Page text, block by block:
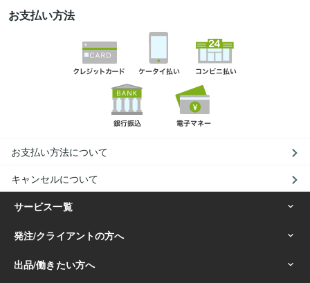
お支払い方法
お支払い方法について
キャンセルについて